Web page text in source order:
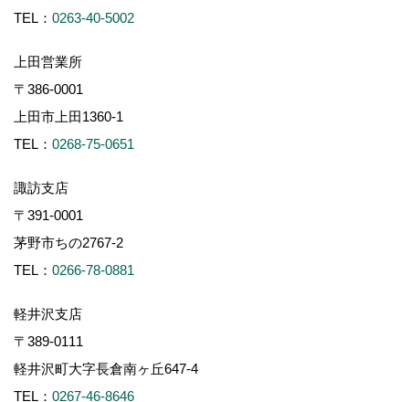
TEL： 0263-40-5002
上田営業所
〒386-0001
上田市上田1360-1
TEL： 0268-75-0651
諏訪支店
〒391-0001
茅野市ちの2767-2
TEL： 0266-78-0881
軽井沢支店
〒389-0111
軽井沢町大字長倉南ヶ丘647-4
TEL： 0267-46-8646